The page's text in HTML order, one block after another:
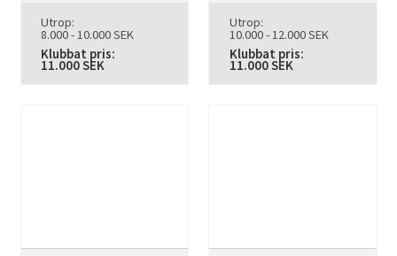
Utrop:
8.000 - 10.000 SEK
Klubbat pris:
11.000 SEK
Utrop:
10.000 - 12.000 SEK
Klubbat pris:
11.000 SEK